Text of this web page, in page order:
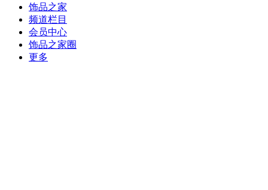
饰品之家
频道栏目
会员中心
饰品之家圈
更多